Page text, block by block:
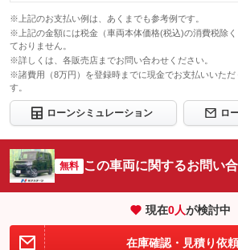
※上記のお支払い例は、あくまでも参考例です。
※上記の金額には税金（車両本体価格(税込)の消費税除
ておりません。
※詳しくは、各販売店までお問い合わせください。
※諸費用（8万円）を登録時までに現金でお支払いいただ
す。
ローンシミュレーション ロ
無料 この車両に関するお問い
現在0人が検討中
在庫確認・見積り依